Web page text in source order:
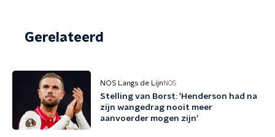
Gerelateerd
NOS Langs de Lijn NOS
Stelling van Borst: 'Henderson had na
zijn wangedrag nooit meer
aanvoerder mogen zijn'